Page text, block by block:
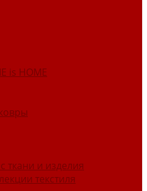
is HOME
и изделия
текстиля